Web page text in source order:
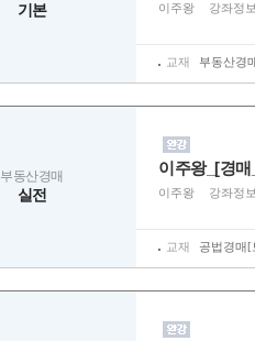
기본 이주왕 강좌정
교재 부동산경
부동산경매
실전
이주왕_[경
이주왕 강좌정
교재 공법경매[